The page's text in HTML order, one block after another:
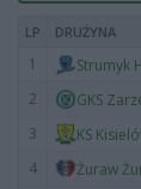
LP DRUŻYNA
1 Strumyk
2
GKS
3
KS
4
Żuraw